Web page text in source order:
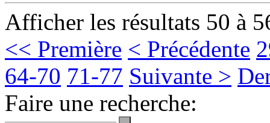
Afficher les résultats 50 à
<< Première < Précédente
64-70 71-77 Suivante >
Faire une recherche: